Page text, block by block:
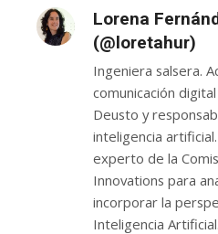
Lorena
(@loretahur)
Ingeniera salsera.
comunicación
Deusto y
inteligencia
experto de la
Innovations para
incorporar la
Inteligencia